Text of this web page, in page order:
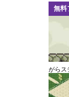
無料
がらス